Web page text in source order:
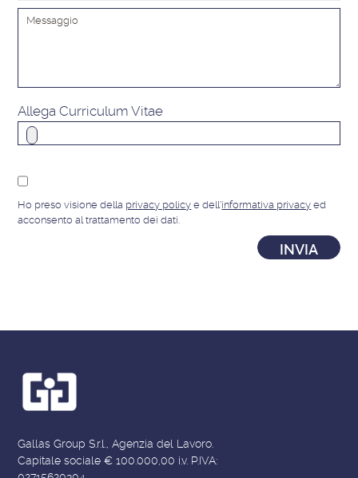
Allega Curriculum Vitae
Ho preso visione della privacy policy e dell'informativa privacy ed
acconsento al trattamento dei dati.
Gallas Group S.r.l., Agenzia del Lavoro.
Capitale sociale € 100.000,00 i.v. P.IVA: